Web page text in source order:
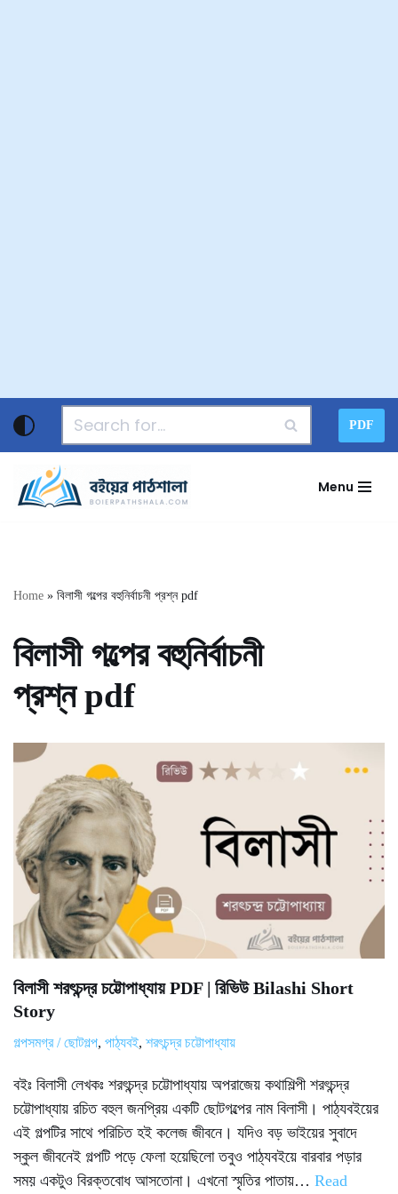
content
PDF
Menu
Home » বিলাসী গল্পের বহুনির্বাচনী প্রশ্ন pdf
বিলাসী গল্পের বহুনির্বাচনী
প্রশ্ন pdf
বিলাসী শরৎচন্দ্র চট্টোপাধ্যায় PDF | রিভিউ Bilashi Short
Story
গল্পসমগ্র / ছোটগল্প, পাঠ্যবই, শরৎচন্দ্র চট্টোপাধ্যায়
বইঃ বিলাসী লেখকঃ শরৎচন্দ্র চট্টোপাধ্যায় অপরাজেয় কথাশিল্পী শরৎচন্দ্র
চট্টোপাধ্যায় রচিত বহুল জনপ্রিয় একটি ছোটগল্পের নাম বিলাসী। পাঠ্যবইয়ের
এই গল্পটির সাথে পরিচিত হই কলেজ জীবনে। যদিও বড় ভাইয়ের সুবাদে
স্কুল জীবনেই গল্পটি পড়ে ফেলা হয়েছিলো তবুও পাঠ্যবইয়ে বারবার পড়ার
সময় একটুও বিরক্তবোধ আসতোনা। এখনো স্মৃতির পাতায়… Read